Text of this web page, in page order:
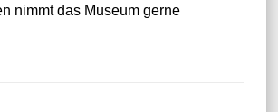
nimmt das Museum gerne